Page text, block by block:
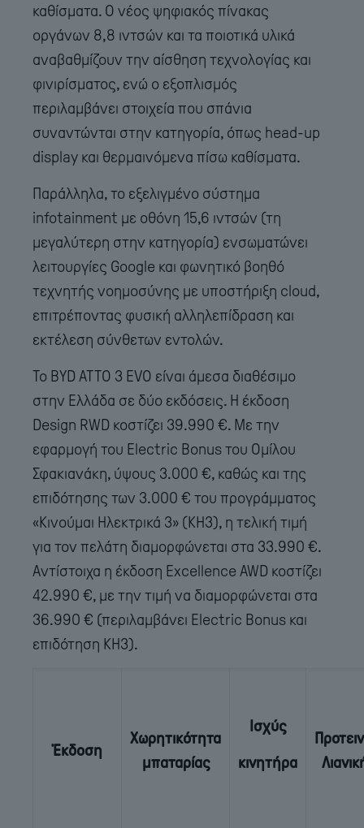
καθίσματα. Ο νέος ψηφιακός πίνακας
οργάνων 8,8 ιντσών και τα ποιοτικά υλικά
αναβαθμίζουν την αίσθηση τεχνολογίας και
φινιρίσματος, ενώ ο εξοπλισμός
περιλαμβάνει στοιχεία που σπάνια
συναντώνται στην κατηγορία, όπως head-up
display και θερμαινόμενα πίσω καθίσματα.
Παράλληλα, το εξελιγμένο σύστημα
infotainment με οθόνη 15,6 ιντσών (τη
μεγαλύτερη στην κατηγορία) ενσωματώνει
λειτουργίες Google και φωνητικό βοηθό
τεχνητής νοημοσύνης με υποστήριξη cloud,
επιτρέποντας φυσική αλληλεπίδραση και
εκτέλεση σύνθετων εντολών.
Το BYD ATTO 3 EVO είναι άμεσα διαθέσιμο
στην Ελλάδα σε δύο εκδόσεις. Η έκδοση
Design RWD κοστίζει 39.990 €. Με την
εφαρμογή του Electric Bonus του Ομίλου
Σφακιανάκη, ύψους 3.000 €, καθώς και της
επιδότησης των 3.000 € του προγράμματος
«Κινούμαι Ηλεκτρικά 3» (KH3), η τελική τιμή
για τον πελάτη διαμορφώνεται στα 33.990 €.
Αντίστοιχα η έκδοση Excellence AWD κοστίζει
42.990 €, με την τιμή να διαμορφώνεται στα
36.990 € (περιλαμβάνει Electric Bonus και
επιδότηση ΚΗ3).
Έκδοση
Χωρητικότητα
μπαταρίας
Ισχύς
κινητήρα